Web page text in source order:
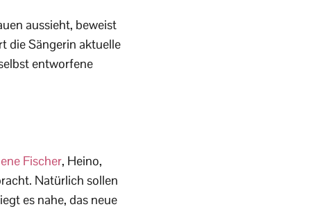
aussieht, beweist
die Sängerin aktuelle
entworfene
Fischer, Heino,
Natürlich sollen
es nahe, das neue